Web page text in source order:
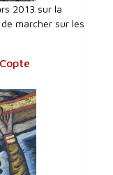
2013 sur la
marcher sur les